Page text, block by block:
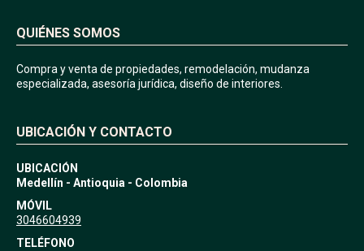
QUIÉNES SOMOS
Compra y venta de propiedades, remodelación, mudanza
especializada, asesoría jurídica, diseño de interiores.
UBICACIÓN Y CONTACTO
UBICACIÓN
Medellín - Antioquia - Colombia
MÓVIL
3046604939
TELÉFONO